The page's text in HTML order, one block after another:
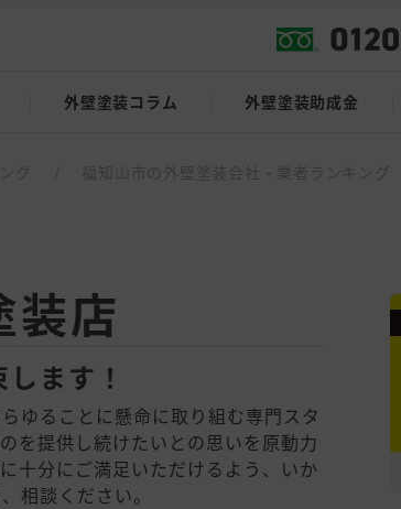
外壁塗装コラム 外壁塗装助成金
装店
ます！
ゆることに懸命に取り組む専門スタ
を提供し続けたいとの思いを原動力
十分にご満足いただけるよう、いか
相談ください。